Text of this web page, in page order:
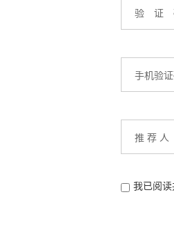
验 证
手机验
推 荐 人
我已阅读